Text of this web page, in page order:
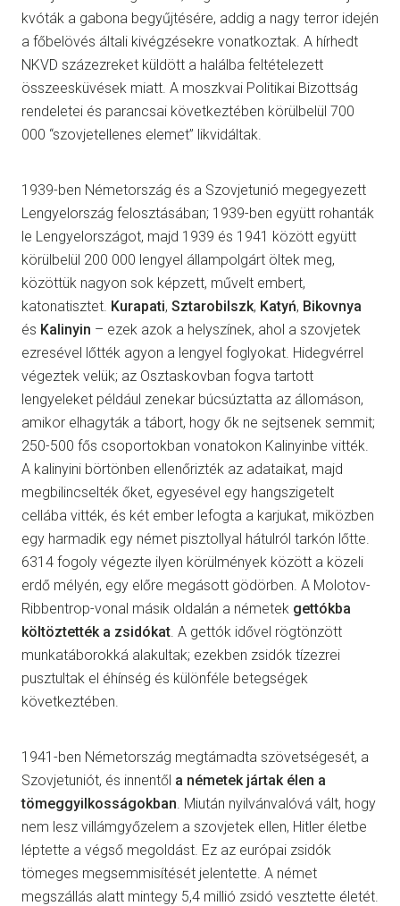
kvóták a gabona begyűjtésére, addig a nagy terror idején
a főbelövés általi kivégzésekre vonatkoztak. A hírhedt
NKVD százezreket küldött a halálba feltételezett
összeesküvések miatt. A moszkvai Politikai Bizottság
rendeletei és parancsai következtében körülbelül 700
000 “szovjetellenes elemet” likvidáltak.
1939-ben Németország és a Szovjetunió megegyezett
Lengyelország felosztásában; 1939-ben együtt rohanták
le Lengyelországot, majd 1939 és 1941 között együtt
körülbelül 200 000 lengyel állampolgárt öltek meg,
közöttük nagyon sok képzett, művelt embert,
katonatisztet. Kurapati, Sztarobilszk, Katyń, Bikovnya
és Kalinyin – ezek azok a helyszínek, ahol a szovjetek
ezresével lőtték agyon a lengyel foglyokat. Hidegvérrel
végeztek velük; az Osztaskovban fogva tartott
lengyeleket például zenekar búcsúztatta az állomáson,
amikor elhagyták a tábort, hogy ők ne sejtsenek semmit;
250-500 fős csoportokban vonatokon Kalinyinbe vitték.
A kalinyini börtönben ellenőrizték az adataikat, majd
megbilincselték őket, egyesével egy hangszigetelt
cellába vitték, és két ember lefogta a karjukat, miközben
egy harmadik egy német pisztollyal hátulról tarkón lőtte.
6314 fogoly végezte ilyen körülmények között a közeli
erdő mélyén, egy előre megásott gödörben. A Molotov-
Ribbentrop-vonal másik oldalán a németek gettókba
költöztették a zsidókat . A gettók idővel rögtönzött
munkatáborokká alakultak; ezekben zsidók tízezrei
pusztultak el éhínség és különféle betegségek
következtében.
1941-ben Németország megtámadta szövetségesét, a
Szovjetuniót, és innentől a németek jártak élen a
tömeggyilkosságokban . Miután nyilvánvalóvá vált, hogy
nem lesz villámgyőzelem a szovjetek ellen, Hitler életbe
léptette a végső megoldást. Ez az európai zsidók
tömeges megsemmisítését jelentette. A német
megszállás alatt mintegy 5,4 millió zsidó vesztette életét.